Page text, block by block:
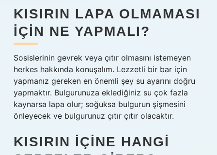
KISIRIN LAPA OLMAMASI
IÇIN NE YAPMALI?
Sosislerinin gevrek veya çıtır olmasını istemeyen
herkes hakkında konuşalım. Lezzetli bir bar için
yapmanız gereken en önemli şey su ayarını doğru
yapmaktır. Bulgurunuza eklediğiniz su çok fazla
kaynarsa lapa olur; soğuksa bulgurun şişmesini
önleyecek ve bulgurunuz çıtır çıtır olacaktır.
KISIRIN IÇINE HANGI